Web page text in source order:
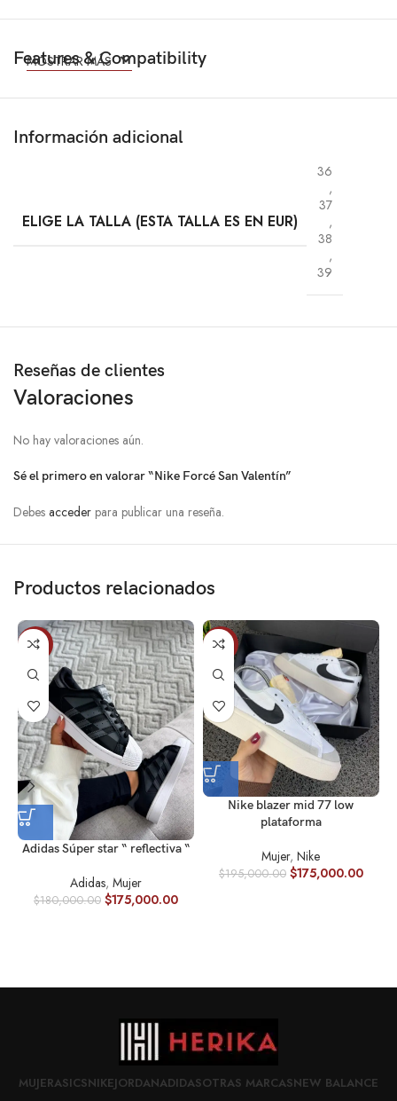
Features & Compatibility
MOSTRAR MÁS
Información adicional
ELIGE LA TALLA (ESTA TALLA ES EN EUR)
36
,
37
,
38
,
39
Reseñas de clientes
Valoraciones
No hay valoraciones aún.
Sé el primero en valorar “Nike Forcé San Valentín”
Debesacceder para publicar una reseña.
Productos relacionados
-3%
Adidas Súper star “ reflectiva “
Adidas, Mujer
$180,000.00 $175,000.00
-10%
Nike blazer mid 77 low
plataforma
Mujer,Nike
$195,000.00 $175,000.00
MUJERASICSNIKEJORDANADIDASOTRAS MARCASNEW BALANCE